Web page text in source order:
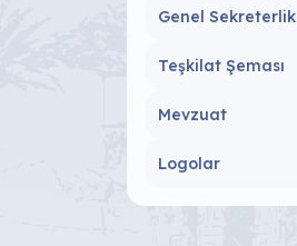
Genel Sekreterlik
Teşkilat Şeması
Mevzuat
Logolar